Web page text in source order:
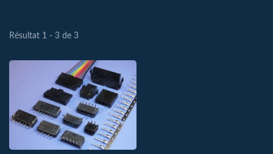
Résultat 1 - 3 de 3